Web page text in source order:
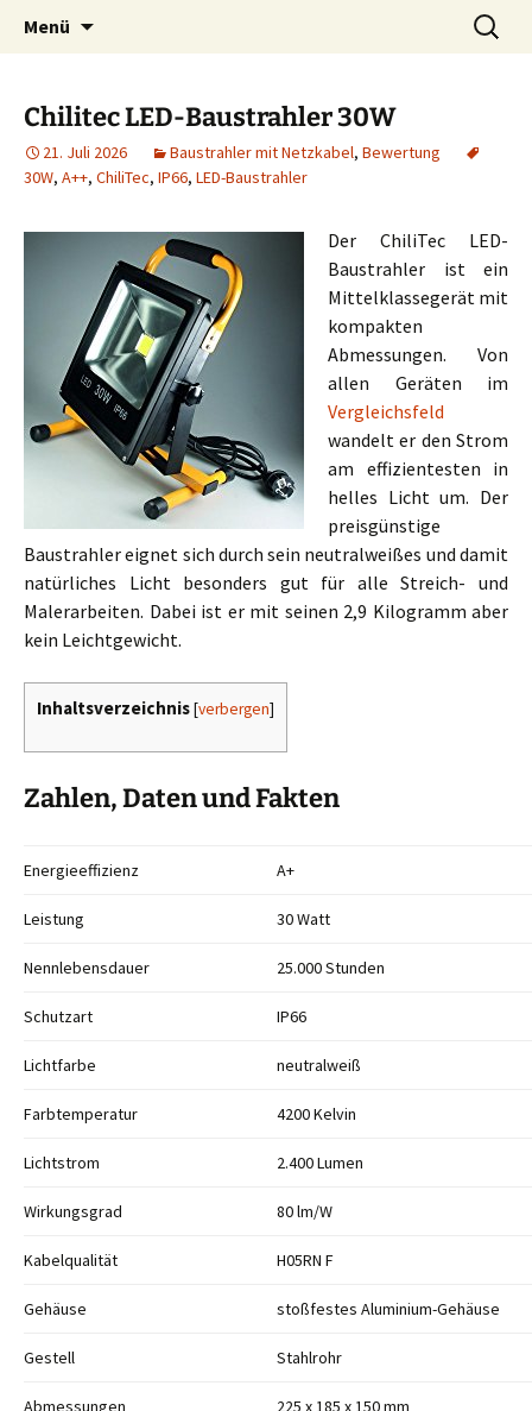
Menü
Suchen
nach:
Chilitec LED-Baustrahler 30W
21. Juli 2026 Baustrahler mit Netzkabel, Bewertung
30W, A++, ChiliTec, IP66, LED-Baustrahler
Der ChiliTec LED-
Baustrahler ist ein
Mittelklassegerät mit
kompakten
Abmessungen. Von
allen Geräten im
Vergleichsfeld
wandelt er den Strom
am effizientesten in
helles Licht um. Der
preisgünstige
Baustrahler eignet sich durch sein neutralweißes und damit
natürliches Licht besonders gut für alle Streich- und
Malerarbeiten. Dabei ist er mit seinen 2,9 Kilogramm aber
kein Leichtgewicht.
Inhaltsverzeichnis[verbergen]
Zahlen, Daten und Fakten
Energieeffizienz A+
Leistung 30 Watt
Nennlebensdauer 25.000 Stunden
Schutzart IP66
Lichtfarbe neutralweiß
Farbtemperatur 4200 Kelvin
Lichtstrom 2.400 Lumen
Wirkungsgrad 80 lm/W
Kabelqualität H05RN F
Gehäuse stoßfestes Aluminium-Gehäuse
Gestell Stahlrohr
Abmessungen 225 x 185 x 150 mm